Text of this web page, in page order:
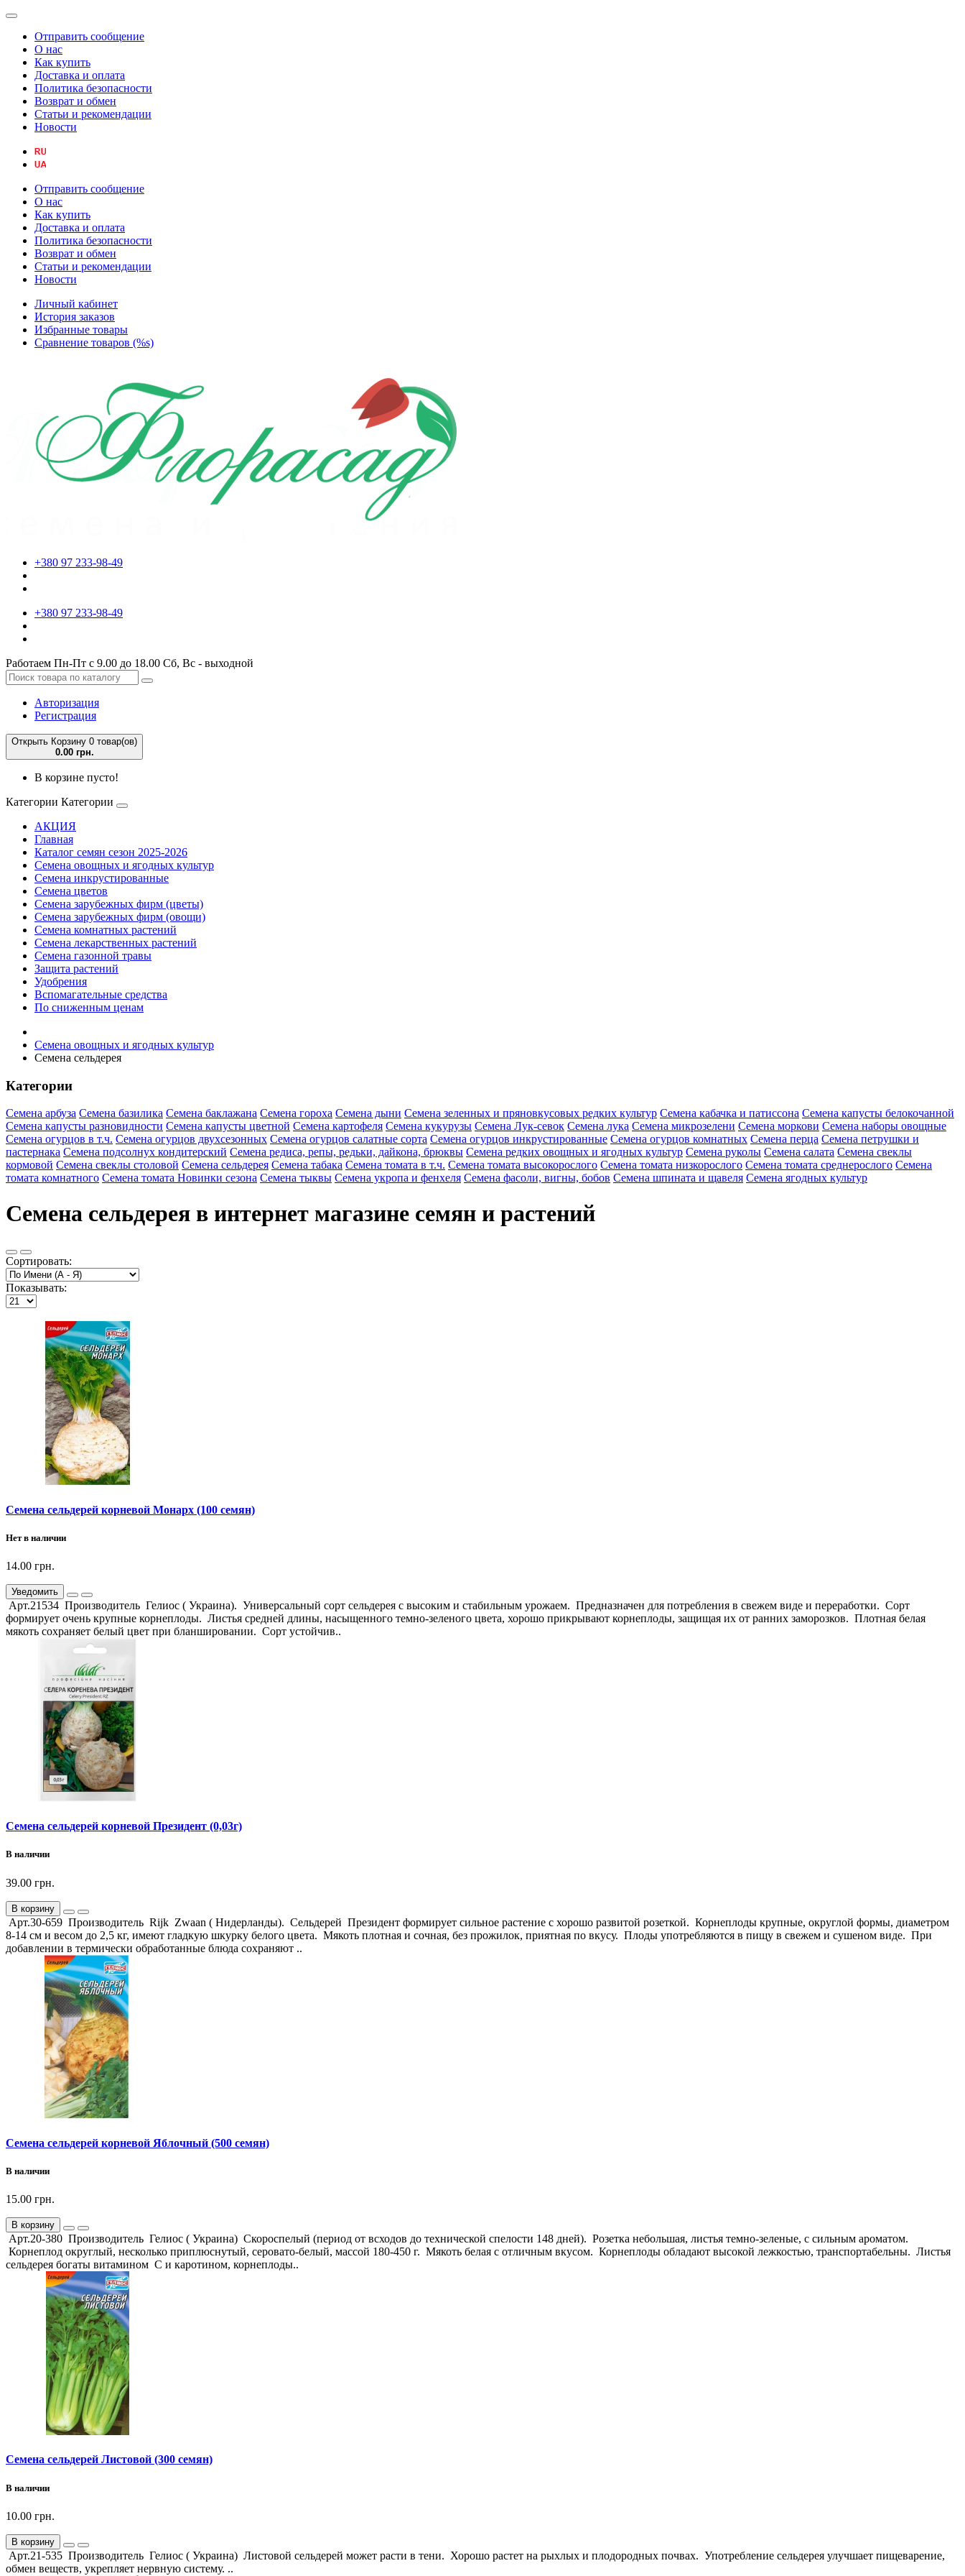
Отправить сообщение
О нас
Как купить
Доставка и оплата
Политика безопасности
Возврат и обмен
Статьи и рекомендации
Новости
Отправить сообщение
О нас
Как купить
Доставка и оплата
Политика безопасности
Возврат и обмен
Статьи и рекомендации
Новости
Личный кабинет
История заказов
Избранные товары
Сравнение товаров (%s)
+380 97 233-98-49
+380 97 233-98-49
Работаем Пн-Пт с 9.00 до 18.00 Сб, Вс - выходной
Авторизация
Регистрация
Открыть Корзину 0 товар(ов)
0.00 грн.
В корзине пусто!
Категории Категории
АКЦИЯ
Главная
Каталог семян сезон 2025-2026
Семена овощных и ягодных культур
Семена инкрустированные
Семена цветов
Семена зарубежных фирм (цветы)
Семена зарубежных фирм (овощи)
Семена комнатных растений
Семена лекарственных растений
Семена газонной травы
Защита растений
Удобрения
Вспомагательные средства
По сниженным ценам
Семена овощных и ягодных культур
Семена сельдерея
Категории
Семена арбуза Семена базилика Семена баклажана Семена гороха Семена дыни Семена зеленных и пряновкусовых редких культур Семена кабачка и патиссона Семена капусты белокочанной
Семена капусты разновидности Семена капусты цветной Семена картофеля Семена кукурузы Семена Лук-севок Семена лука Семена микрозелени Семена моркови Семена наборы овощные
Семена огурцов в т.ч. Семена огурцов двухсезонных Семена огурцов салатные сорта Семена огурцов инкрустированные Семена огурцов комнатных Семена перца Семена петрушки и
пастернака Семена подсолнух кондитерский Семена редиса, репы, редьки, дайкона, брюквы Семена редких овощных и ягодных культур Семена руколы Семена салата Семена свеклы
кормовой Семена свеклы столовой Семена сельдерея Семена табака Семена томата в т.ч. Семена томата высокорослого Семена томата низкорослого Семена томата среднерослого Семена
томата комнатного Семена томата Новинки сезона Семена тыквы Семена укропа и фенхеля Семена фасоли, вигны, бобов Семена шпината и щавеля Семена ягодных культур
Семена сельдерея в интернет магазине семян и растений
Сортировать:
Показывать:
Семена сельдерей корневой Монарх (100 семян)
Нет в наличии
14.00 грн.
Уведомить
Арт.21534 Производитель Гелиос ( Украина). Универсальный сорт сельдерея с высоким и стабильным урожаем. Предназначен для потребления в свежем виде и переработки. Сорт
формирует очень крупные корнеплоды. Листья средней длины, насыщенного темно-зеленого цвета, хорошо прикрывают корнеплоды, защищая их от ранних заморозков. Плотная белая
мякоть сохраняет белый цвет при бланшировании. Сорт устойчив..
Семена сельдерей корневой Президент (0,03г)
В наличии
39.00 грн.
В корзину
Арт.30-659 Производитель Rijk Zwaan ( Нидерланды). Сельдерей Президент формирует сильное растение с хорошо развитой розеткой. Корнеплоды крупные, округлой формы, диаметром
8-14 см и весом до 2,5 кг, имеют гладкую шкурку белого цвета. Мякоть плотная и сочная, без прожилок, приятная по вкусу. Плоды употребляются в пищу в свежем и сушеном виде. При
добавлении в термически обработанные блюда сохраняют ..
Семена сельдерей корневой Яблочный (500 семян)
В наличии
15.00 грн.
В корзину
Арт.20-380 Производитель Гелиос ( Украина) Скороспелый (период от всходов до технической спелости 148 дней). Розетка небольшая, листья темно-зеленые, с сильным ароматом.
Корнеплод округлый, несколько приплюснутый, серовато-белый, массой 180-450 г. Мякоть белая с отличным вкусом. Корнеплоды обладают высокой лежкостью, транспортабельны. Листья
сельдерея богаты витамином С и каротином, корнеплоды..
Семена сельдерей Листовой (300 семян)
В наличии
10.00 грн.
В корзину
Арт.21-535 Производитель Гелиос ( Украина) Листовой сельдерей может расти в тени. Хорошо растет на рыхлых и плодородных почвах. Употребление сельдерея улучшает пищеварение,
обмен веществ, укрепляет нервную систему. ..